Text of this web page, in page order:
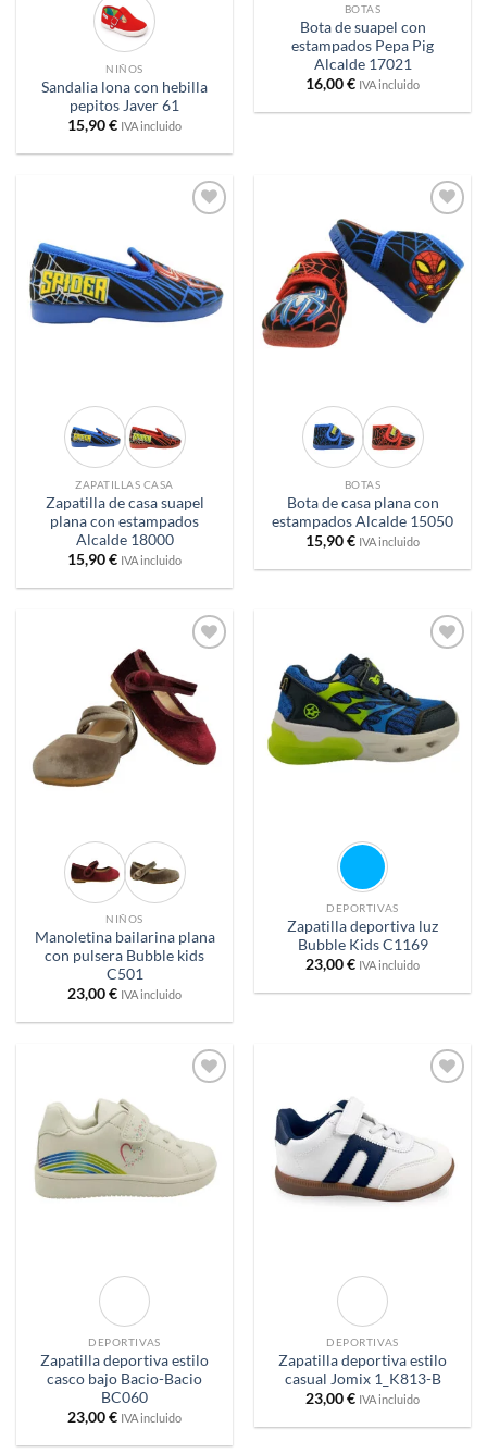
NIÑOS
Sandalia lona con hebilla
pepitos Javer 61
15,90€ IVA incluido
BOTAS
Bota de suapel con
estampados Pepa Pig
Alcalde 17021
16,00€ IVA incluido
ZAPATILLAS CASA
Zapatilla de casa suapel
plana con estampados
Alcalde 18000
15,90€ IVA incluido
Añadir
a
deseos
BOTAS
Bota de casa plana con
estampados Alcalde 15050
15,90€ IVA incluido
deseos
NIÑOS
Manoletina bailarina plana
con pulsera Bubble kids
C501
23,00€ IVA incluido
DEPORTIVAS
Zapatilla deportiva luz
Bubble Kids C1169
23,00€ IVA incluido
DEPORTIVAS
Zapatilla deportiva estilo
casco bajo Bacio-Bacio
BC060
23,00€ IVA incluido
DEPORTIVAS
Zapatilla deportiva estilo
casual Jomix 1_K813-B
23,00€ IVA incluido